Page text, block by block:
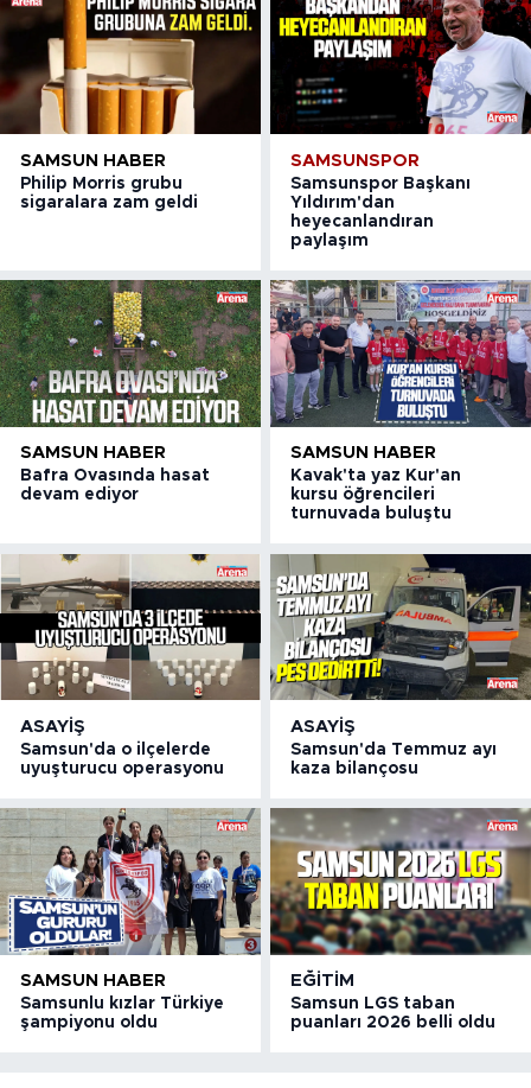
SAMSUN HABER
Philip Morris grubu
sigaralara zam geldi
SAMSUNSPOR
Samsunspor Başkanı
Yıldırım'dan
heyecanlandıran
paylaşım
SAMSUN HABER
Bafra Ovasında hasat
devam ediyor
SAMSUN HABER
Kavak'ta yaz Kur'an
kursu öğrencileri
turnuvada buluştu
ASAYIŞ
Samsun'da o ilçelerde
uyuşturucu operasyonu
ASAYIŞ
Samsun'da Temmuz ayı
kaza bilançosu
SAMSUN HABER
Samsunlu kızlar Türkiye
şampiyonu oldu
EĞITIM
Samsun LGS taban
puanları 2026 belli oldu